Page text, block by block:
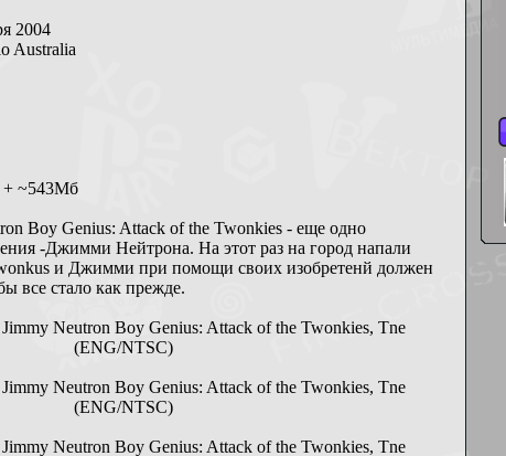
2004
Australia
~543Мб
Boy Genius: Attack of the Twonkies - еще одно
-Джимми Нейтрона. На этот раз на город напали
и Джимми при помощи своих изобретенй должен
все стало как прежде.